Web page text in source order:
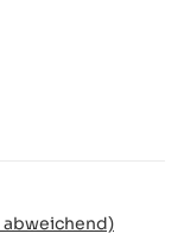
abweichend)